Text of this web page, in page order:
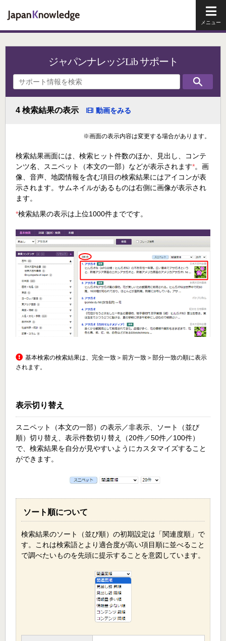
ジャパンナレッジLib サポート
4 検索結果の表示 動画をみる
※画面の表示内容は変更する場合があります。
検索結果画面には、検索ヒット件数のほか、見出し、コンテ
ンツ名、スニペット（本文の一部）などが表示されます*。画
像、音声、地図情報を含む項目の検索結果にはアイコンが表
示されます。サムネイルがあるものは右側に画像が表示され
ます。
*検索結果の表示は上位1000件までです。
基本検索の検索結果は、完全一致＞前方一致＞部分一致の順に表示
されます。
表示切り替え
スニペット（本文の一部）の表示／非表示、ソート（並び
順）切り替え、表示件数切り替え（20件／50件／100件）
で、検索結果を自分が見やすいようにカスタマイズすること
ができます。
ソート順について
検索結果のソート（並び順）の初期設定は「関連度順」で
す。これは検索語とより適合度が高い項目順に並べること
で調べたいものを先頭に提示することを意図しています。